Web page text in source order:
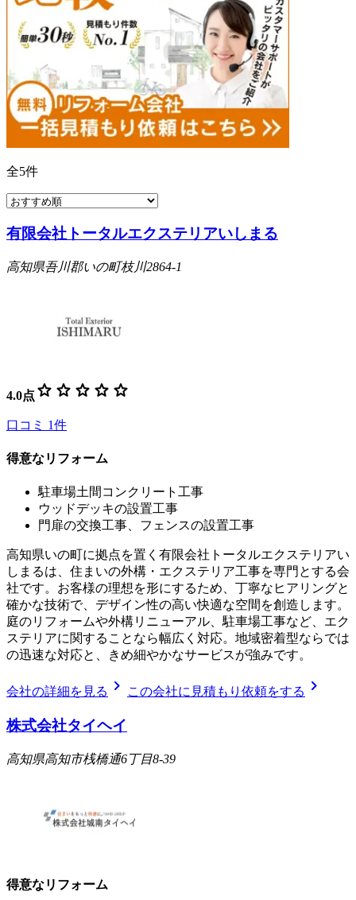
全5件
有限会社トータルエクステリアいしまる
高知県吾川郡いの町枝川2864-1
4.0点 star star star star star
口コミ 1件
得意なリフォーム
駐車場土間コンクリート工事
ウッドデッキの設置工事
門扉の交換工事、フェンスの設置工事
高知県いの町に拠点を置く有限会社トータルエクステリアい
しまるは、住まいの外構・エクステリア工事を専門とする会
社です。お客様の理想を形にするため、丁寧なヒアリングと
確かな技術で、デザイン性の高い快適な空間を創造します。
庭のリフォームや外構リニューアル、駐車場工事など、エク
ステリアに関することなら幅広く対応。地域密着型ならでは
の迅速な対応と、きめ細やかなサービスが強みです。
会社の詳細を見る chevron_right この会社に見積もり依頼をする chevron_right
株式会社タイヘイ
高知県高知市桟橋通6丁目8-39
得意なリフォーム